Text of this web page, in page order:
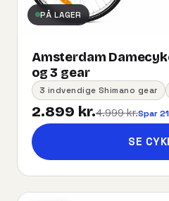
PÅ LAGER
Amsterdam
og 3 gear
3 indvendige Shimano gear
2.899 kr.4.999 kr.Spar
SE